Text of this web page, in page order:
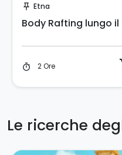
push_pin Etna
Body Rafting lungo
timer 2 Ore
Le ricerche